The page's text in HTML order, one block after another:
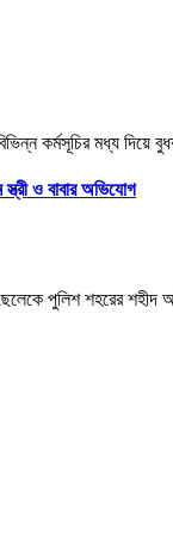
কর্মসূচির মধ্য দিয়ে
ও বাবার অভিযোগ
পুলিশ শহরের